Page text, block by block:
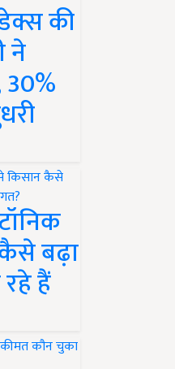
की
ने
बढ़ा
हैं